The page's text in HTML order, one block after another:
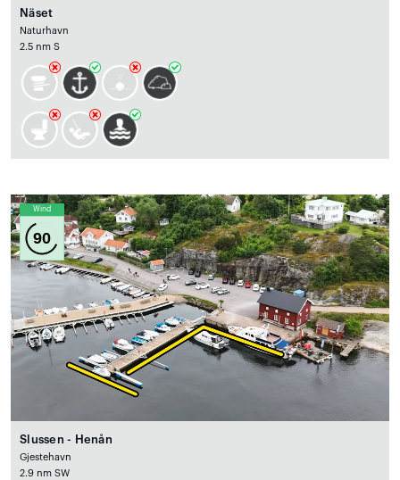
Näset
Naturhavn
2.5 nm S
Wind
90
Slussen - Henån
Gjestehavn
2.9 nm SW